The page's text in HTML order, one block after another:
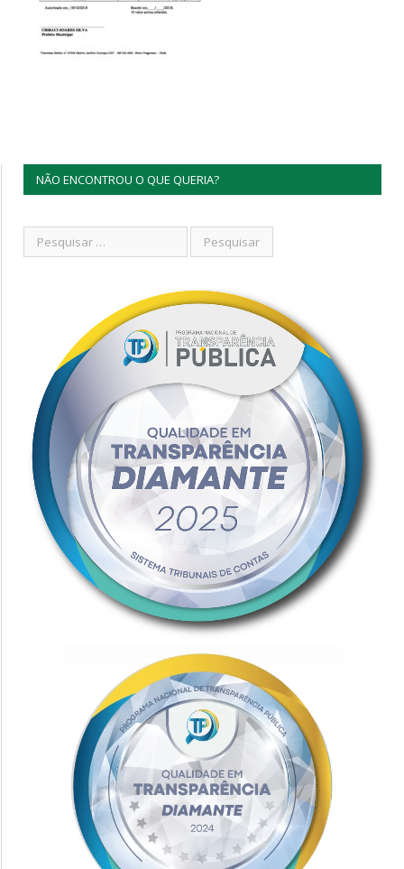
NÃO ENCONTROU O QUE QUERIA?